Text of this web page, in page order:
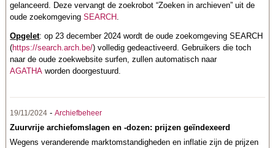
gelanceerd. Deze vervangt de zoekrobot “Zoeken in archieven” uit de
oude zoekomgevingSEARCH
Opgelet: op 23 december 2024 wordt de oude zoekomgeving SEARCH
(https://search.arch.be/) volledig gedeactiveerd. Gebruikers die toch
naar de oude zoekwebsite surfen, zullen automatisch naar
AGATHA worden doorgestuurd.
19/11/2024 -Archiefbeheer
Zuurvrije archiefomslagen en -dozen: prijzen geïndexeerd
Wegens veranderende marktomstandigheden en inflatie zijn de prijzen